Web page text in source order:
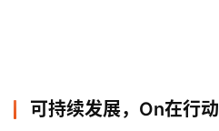
可持续发展，On在行动